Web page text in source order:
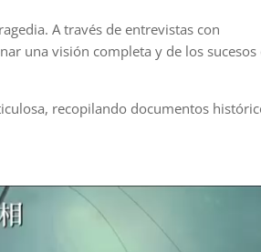
A través de entrevistas con
una visión completa y de los sucesos
recopilando documentos